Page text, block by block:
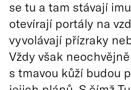
se tu a tam stávají
otevírají portály na
vyvolávají přízraky
Vždy však
s tmavou kůží budou